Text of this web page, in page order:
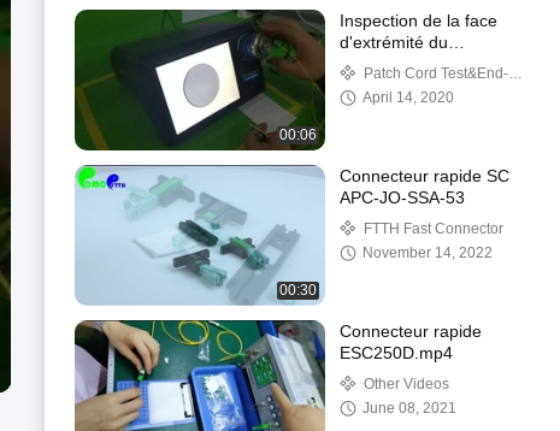
00:06
Inspection de la face
d'extrémité du
connecteur FC UPC SM
Patch Cord Test&End-
Face Inspection
April 14, 2020
00:30
Connecteur rapide SC
APC-JO-SSA-53
FTTH Fast Connector
November 14, 2022
Connecteur rapide
ESC250D.mp4
Other Videos
June 08, 2021